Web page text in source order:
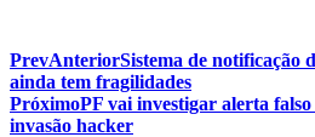
PrevAnteriorSistema de notificação
ainda tem fragilidades
PróximoPF vai investigar alerta
invasão hacker